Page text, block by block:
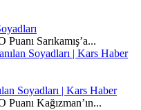
Sarıkamış’a...
Soyadları | Kars Haber
Kağızman’ın...